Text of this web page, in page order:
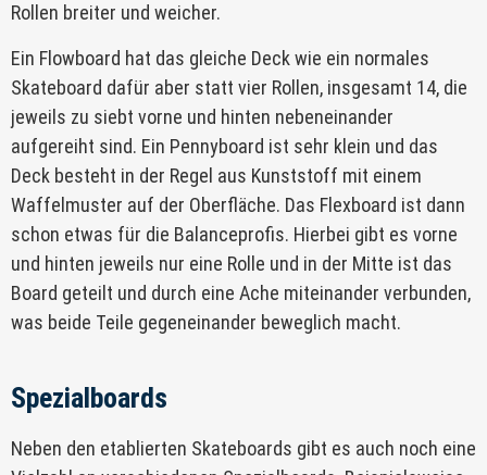
Rollen breiter und weicher.
Ein Flowboard hat das gleiche Deck wie ein normales
Skateboard dafür aber statt vier Rollen, insgesamt 14, die
jeweils zu siebt vorne und hinten nebeneinander
aufgereiht sind. Ein Pennyboard ist sehr klein und das
Deck besteht in der Regel aus Kunststoff mit einem
Waffelmuster auf der Oberfläche. Das Flexboard ist dann
schon etwas für die Balanceprofis. Hierbei gibt es vorne
und hinten jeweils nur eine Rolle und in der Mitte ist das
Board geteilt und durch eine Ache miteinander verbunden,
was beide Teile gegeneinander beweglich macht.
Spezialboards
Neben den etablierten Skateboards gibt es auch noch eine